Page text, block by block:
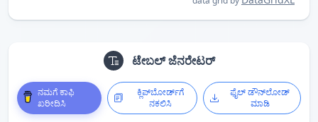
ಟೇಬಲ್ ಜೆನರೇಟರ್
ನಮಗೆ ಕಾಫಿ
ಖರೀದಿಸಿ
ಕ್ಲಿಪ್‌ಬೋರ್ಡ್‌ಗೆ
ನಕಲಿಸಿ
ಫೈಲ್ ಡೌನ್‌ಲೋಡ್
ಮಾಡಿ